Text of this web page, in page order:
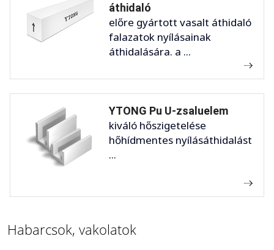
áthidaló
előre gyártott vasalt áthidaló
falazatok nyílásainak
áthidalására. a ...
YTONG Pu U-zsaluelem
kiváló hőszigetelése
hőhídmentes nyílásáthidalást
...
Habarcsok, vakolatok